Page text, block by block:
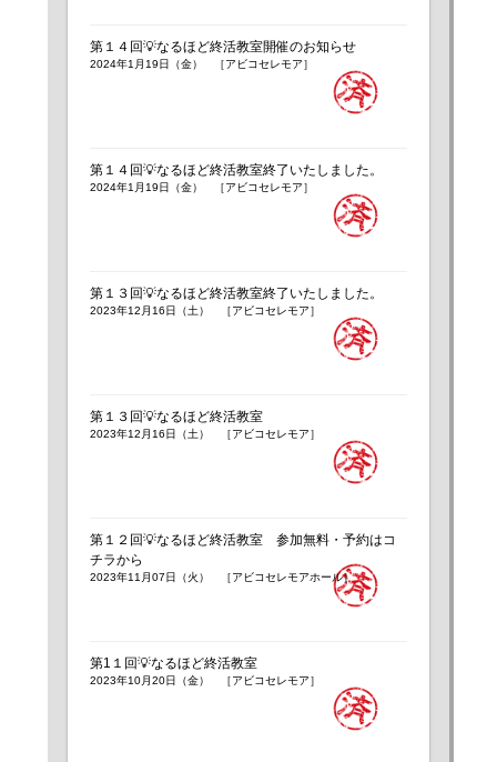
第１４回💡なるほど終活教室開催のお知らせ
2024年1月19日（金） ［アビコセレモア］
第１４回💡なるほど終活教室終了いたしました。
2024年1月19日（金） ［アビコセレモア］
第１３回💡なるほど終活教室終了いたしました。
2023年12月16日（土） ［アビコセレモア］
第１３回💡なるほど終活教室
2023年12月16日（土） ［アビコセレモア］
第１２回💡なるほど終活教室 参加無料・予約はコ
チラから
2023年11月07日（火） ［アビコセレモアホール］
第1１回💡なるほど終活教室
2023年10月20日（金） ［アビコセレモア］